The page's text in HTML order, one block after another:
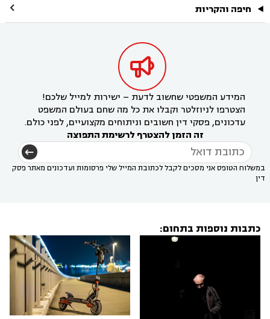
חיפה והקריות 

המידע המשפטי שחשוב לדעת – ישירות למייל שלכם!
הצטרפו לניוזלטר וקבלו את כל מה שחם בעולם המשפט
עדכונים, פסקי דין חשובים וניתוחים מקצועיים, לפני כולם.
זה הזמן להצטרף לרשימת התפוצה
במשלוח הטופס אני מסכים לקבל לכתובת המייל שלי פרסומות ועדכונים מאתר פסק
דין
כתבות נוספות בתחום: